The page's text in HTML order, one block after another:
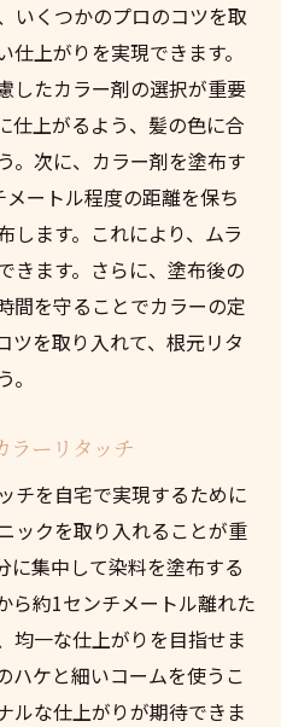
いくつかのプロのコツを取
上がりを実現できます。
したカラー剤の選択が重要
仕上がるよう、髪の色に合
。次に、カラー剤を塗布す
ートル程度の距離を保ち
します。これにより、ムラ
きます。さらに、塗布後の
間を守ることでカラーの定
ツを取り入れて、根元リタ
ラーリタッチ
チを自宅で実現するために
ックを取り入れることが重
に集中して染料を塗布する
ら約1センチメートル離れた
均一な仕上がりを目指せま
ハケと細いコームを使うこ
ルな仕上がりが期待できま